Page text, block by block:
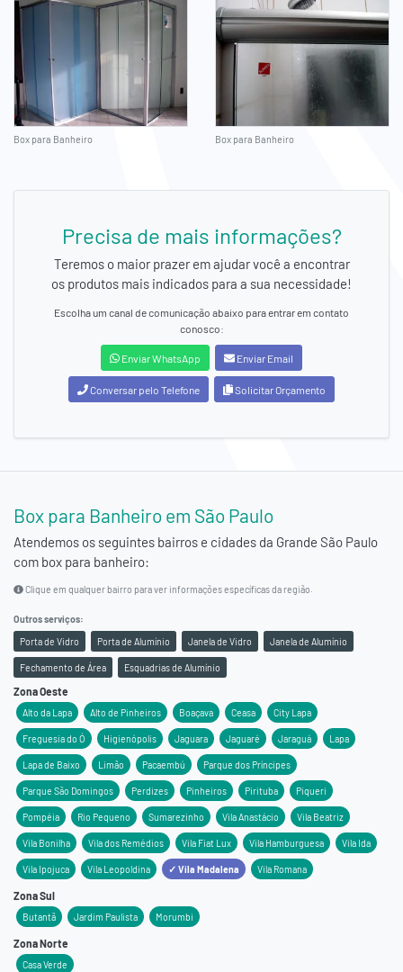
Box para Banheiro Box para Banheiro
Precisa de mais informações?
Teremos o maior prazer em ajudar você a encontrar
os produtos mais indicados para a sua necessidade!
Escolha um canal de comunicação abaixo para entrar em contato
conosco:
Enviar WhatsApp Enviar Email
Conversar pelo Telefone Solicitar Orçamento
Box para Banheiro em São Paulo
Atendemos os seguintes bairros e cidades da Grande São Paulo
com box para banheiro:
Clique em qualquer bairro para ver informações específicas da região.
Outros serviços:
Porta de Vidro
Porta de Alumínio Janela de Vidro Janela de Alumínio
Fechamento de Área Esquadrias de Alumínio
Zona Oeste
Alto da Lapa Alto de Pinheiros Boaçava Ceasa City Lapa
Freguesia do Ó Higienópolis Jaguara Jaguaré Jaraguá Lapa
Lapa de Baixo Limão Pacaembú Parque dos Príncipes
Parque São Domingos Perdizes Pinheiros Pirituba Piqueri
Pompéia Rio Pequeno Sumarezinho Vila Anastácio Vila Beatriz
Vila Bonilha Vila dos Remédios Vila Fiat Lux Vila Hamburguesa Vila Ida
Vila Ipojuca Vila Leopoldina ✓ Vila Madalena Vila Romana
Zona Sul
Butantã Jardim Paulista Morumbi
Zona Norte
Casa Verde